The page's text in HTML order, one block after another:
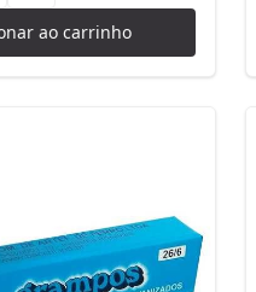
ao carrinho